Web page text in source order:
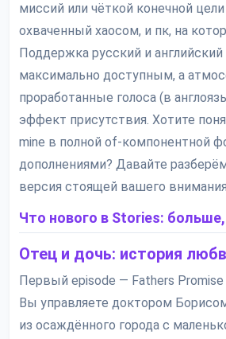
миссий или чёткой конечной
охваченный хаосом, и пк, на
Поддержка русский и
максимально доступным, а
проработанные голоса (в
эффект присутствия. Хотите
mine в полной of-компонентной
дополнениями? Давайте
версия стоящей вашего
Что нового в Stories:
Отец и дочь: история
Первый episode — Fathers
Вы управляете доктором
из осаждённого города с